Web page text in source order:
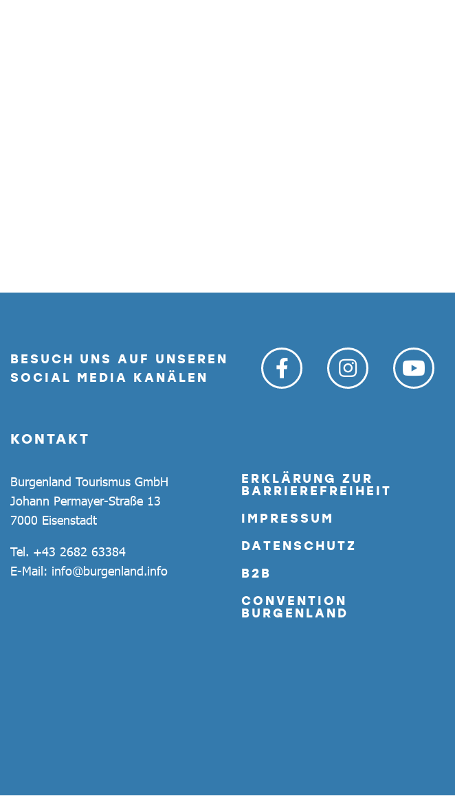
BESUCH UNS AUF UNSEREN
SOCIAL MEDIA KANÄLEN
KONTAKT
Burgenland Tourismus GmbH
Johann Permayer-Straße 13
7000 Eisenstadt
Tel. +43 2682 63384
E-Mail: info@burgenland.info
ERKLÄRUNG ZUR
BARRIEREFREIHEIT
IMPRESSUM
DATENSCHUTZ
B2B
CONVENTION
BURGENLAND